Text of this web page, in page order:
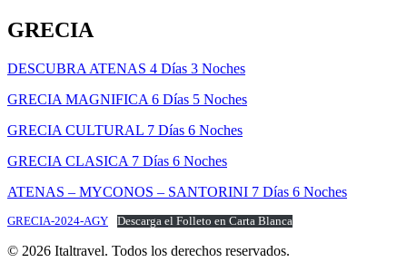
GRECIA
DESCUBRA ATENAS 4 Días 3 Noches
GRECIA MAGNIFICA 6 Días 5 Noches
GRECIA CULTURAL 7 Días 6 Noches
GRECIA CLASICA 7 Días 6 Noches
ATENAS – MYCONOS – SANTORINI 7 Días 6 Noches
GRECIA-2024-AGY Descarga el Folleto en Carta Blanca
© 2026 Italtravel. Todos los derechos reservados.